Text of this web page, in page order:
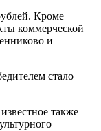
Кроме
коммерческой
и
стало
также